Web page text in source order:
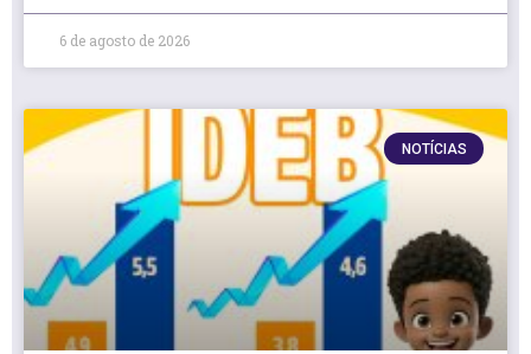
6 de agosto de 2026
NOTÍCIAS